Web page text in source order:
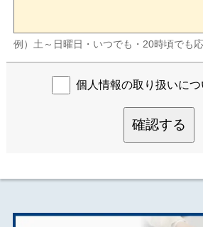
例）土～日曜日・いつでも・20時頃でも
個人情報の取り扱いに
確認する